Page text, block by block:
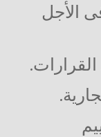
الأجل
القرارات.